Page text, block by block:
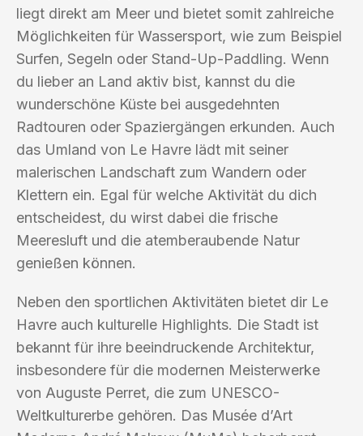
liegt direkt am Meer und bietet somit zahlreiche
Möglichkeiten für Wassersport, wie zum Beispiel
Surfen, Segeln oder Stand-Up-Paddling. Wenn
du lieber an Land aktiv bist, kannst du die
wunderschöne Küste bei ausgedehnten
Radtouren oder Spaziergängen erkunden. Auch
das Umland von Le Havre lädt mit seiner
malerischen Landschaft zum Wandern oder
Klettern ein. Egal für welche Aktivität du dich
entscheidest, du wirst dabei die frische
Meeresluft und die atemberaubende Natur
genießen können.
Neben den sportlichen Aktivitäten bietet dir Le
Havre auch kulturelle Highlights. Die Stadt ist
bekannt für ihre beeindruckende Architektur,
insbesondere für die modernen Meisterwerke
von Auguste Perret, die zum UNESCO-
Weltkulturerbe gehören. Das Musée d’Art